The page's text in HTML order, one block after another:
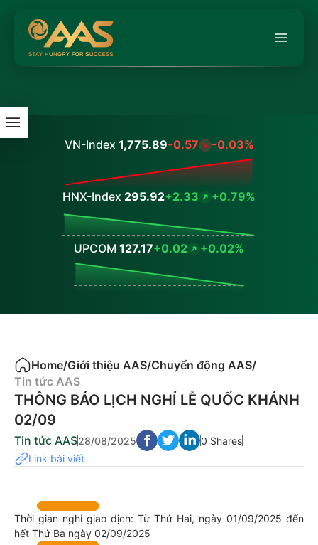
VN-Index 1,775.89-0.57 -0.03%
HNX-Index 295.92+2.33 +0.79%
UPCOM 127.17+0.02 +0.02%
Home/Giới thiệu AAS/Chuyển động AAS/
Tin tức AAS
THÔNG BÁO LỊCH NGHỈ LỄ QUỐC KHÁNH
02/09
Tin tức AAS28/08/2025
0 Shares
Link bài viết
Thời gian nghỉ giao dịch: Từ Thứ Hai, ngày 01/09/2025 đến
hết Thứ Ba ngày 02/09/2025